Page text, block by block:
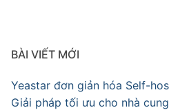
BÀI VIẾT MỚI
Yeastar đơn giản hóa Self-
Giải pháp tối ưu cho nhà